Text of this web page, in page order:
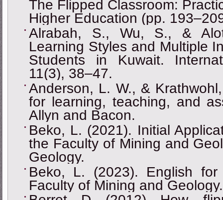
The Flipped Classroom:
Higher Education (pp.
Alrabah, S., Wu, S., &
Learning Styles and Multiple
Students in Kuwait.
11(3), 38‒47.
Anderson, L. W., &
for learning, teaching, and
Allyn and Bacon.
Beko, L. (2021). Initial
the Faculty of Mining and
Geology.
Beko, L. (2023). English
Faculty of Mining and Geology.